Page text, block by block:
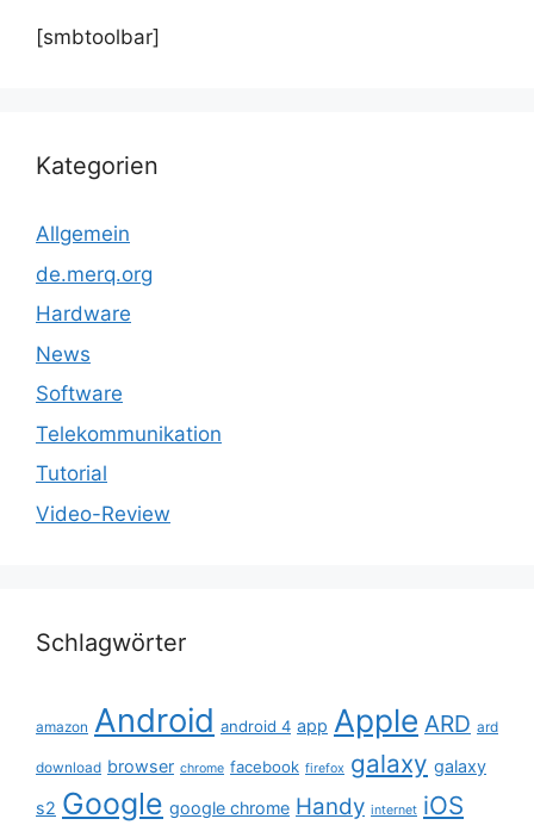
[smbtoolbar]
Kategorien
Allgemein
de.merq.org
Hardware
News
Software
Telekommunikation
Tutorial
Video-Review
Schlagwörter
amazon Android android 4 app Apple ARD ard
download browser chrome facebook firefox galaxy galaxy
s2 Google google chrome Handy internet iOS